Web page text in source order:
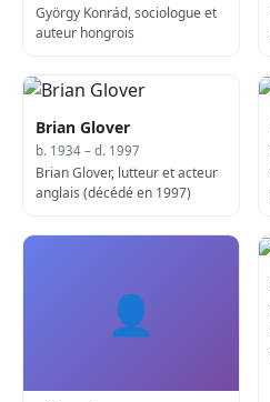
György Konrád, sociologue et
auteur hongrois
Brian Glover
b. 1934 – d. 1997
Brian Glover, lutteur et acteur
anglais (décédé en 1997)
👤